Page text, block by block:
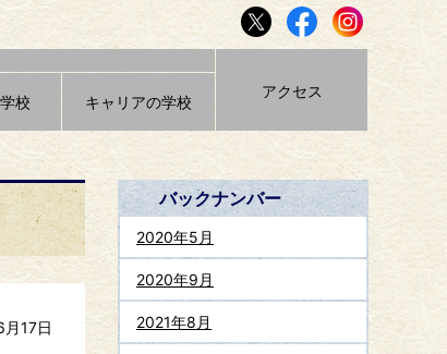
校 キャリアの学校
アクセス
17日
バックナンバー
2020年5月
2020年9月
2021年8月